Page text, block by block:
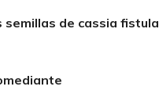
semillas de cassia fistula